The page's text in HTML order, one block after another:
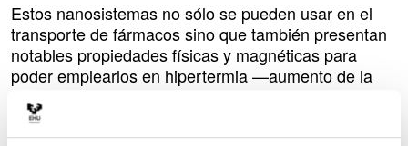
Estos nanosistemas no sólo se pueden usar en el
transporte de fármacos sino que también presentan
notables propiedades físicas y magnéticas para
poder emplearlos en hipertermia —aumento de la
guiado de fármacos. “El presente trabajo se centra
en el estudio del potencial terapéutico de los